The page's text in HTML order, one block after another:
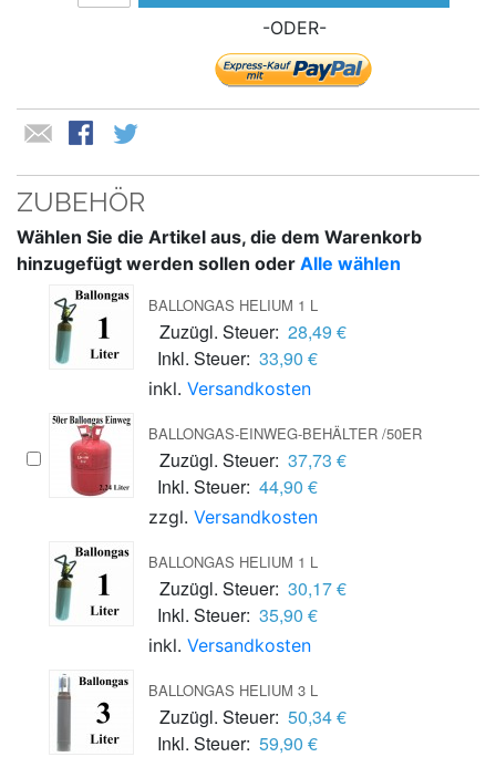
-ODER-
ZUBEHÖR
Wählen Sie die Artikel aus, die dem Warenkorb
hinzugefügt werden sollen oder Alle wählen
BALLONGAS HELIUM 1 L
Zuzügl. Steuer: 28,49 €
Inkl. Steuer: 33,90 €
inkl. Versandkosten
BALLONGAS-EINWEG-BEHÄLTER /50ER
Zuzügl. Steuer: 37,73 €
Inkl. Steuer: 44,90 €
zzgl. Versandkosten
BALLONGAS HELIUM 1 L
Zuzügl. Steuer: 30,17 €
Inkl. Steuer: 35,90 €
inkl. Versandkosten
BALLONGAS HELIUM 3 L
Zuzügl. Steuer: 50,34 €
Inkl. Steuer: 59,90 €